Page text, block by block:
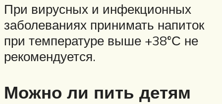
При вирусных и инфекционных
заболеваниях принимать напиток
при температуре выше +38°С не
рекомендуется.
Можно ли пить детям